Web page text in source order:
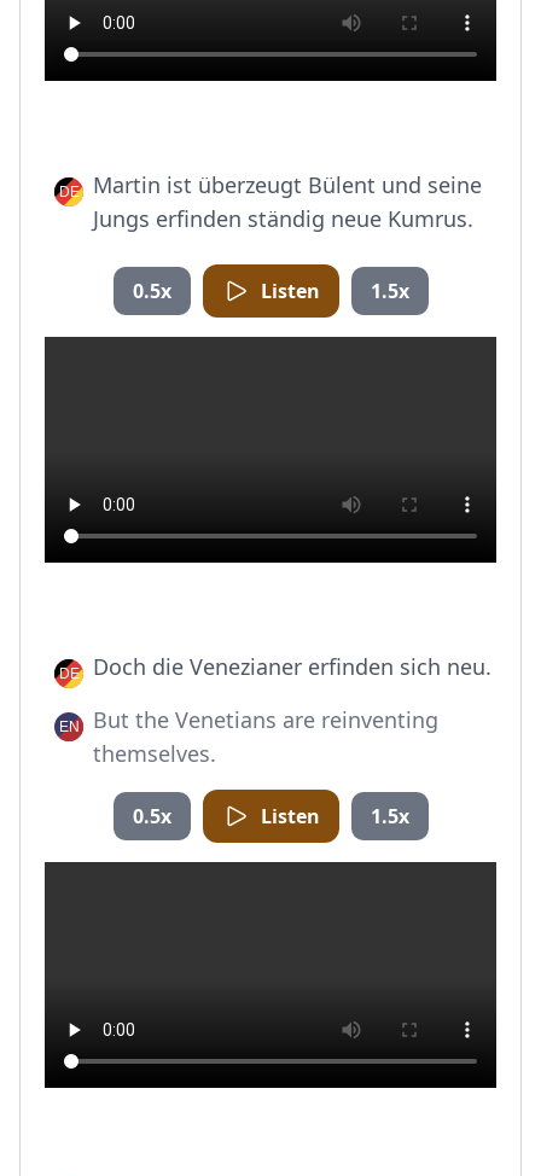
Martin ist überzeugt Bülent und seine
Jungs erfinden ständig neue Kumrus.
0.5x Listen 1.5x
Doch die Venezianer erfinden sich neu.
But the Venetians are reinventing
themselves.
0.5x Listen 1.5x